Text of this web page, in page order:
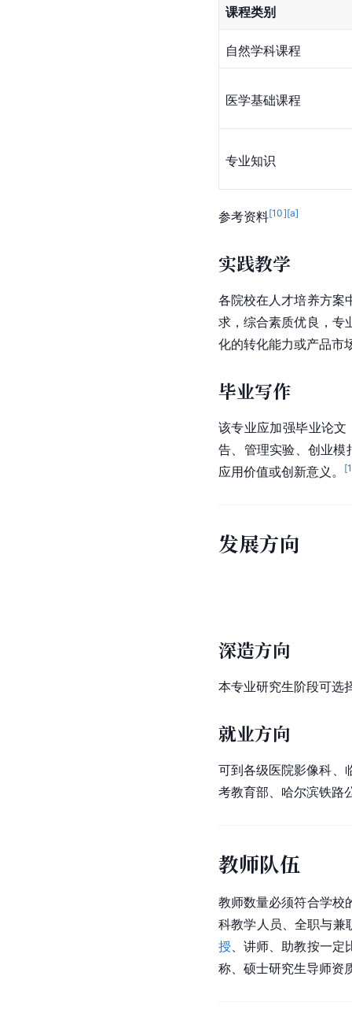
课程类别
自然学科课程
医学基础课程
专业知识
参考资料[10][a]
实践教学
各院校在人才培养方案
求，综合素质优良，专
化的转化能力或产品市
毕业写作
该专业应加强毕业论
告、管理实验、创业模
应用价值或创新意义。
[
发展方向
深造方向
本专业研究生阶段可选